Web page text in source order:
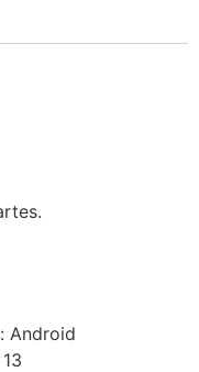
Android